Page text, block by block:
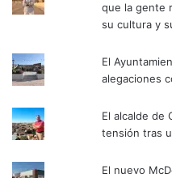
que la gente
su cultura y
El
alegaciones
El alcalde de
tensión tras
El nuevo